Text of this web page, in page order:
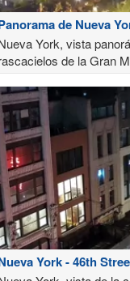
de Nueva
York, vista
de la Gran
York - 46th